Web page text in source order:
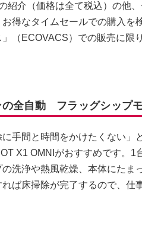
紹介（価格は全て税込）の他
得なタイムセールでの購入
（ECOVACS）での販売に限
全自動 フラッグシップ
手間と時間をかけたくない」
X1 OMNIがおすすめです。
洗浄や熱風乾燥、本体にたま
ば床掃除が完了するので、仕